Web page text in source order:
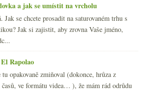
a jak se umístit na vrcholu
Jak se chcete prosadit na saturovaném trhu s
Jak si zajistit, aby zrovna Vaše jméno,
Rapolao
opakovaně zmiňoval (dokonce, hrůza z
časů, ve formátu videa… ), že mám rád odrůdu